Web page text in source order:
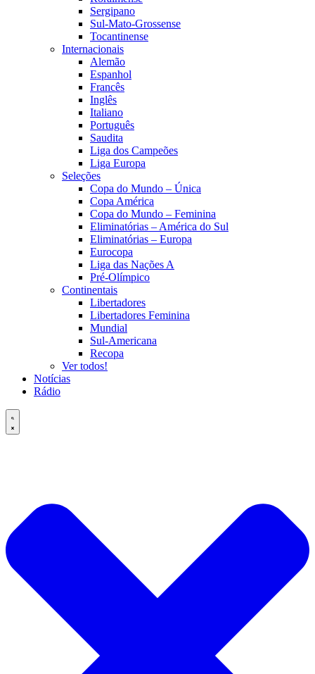
Sergipano
Sul-Mato-Grossense
Tocantinense
Internacionais
Alemão
Espanhol
Francês
Inglês
Italiano
Português
Saudita
Liga dos Campeões
Liga Europa
Seleções
Copa do Mundo – Única
Copa América
Copa do Mundo – Feminina
Eliminatórias – América do Sul
Eliminatórias – Europa
Eurocopa
Liga das Nações A
Pré-Olímpico
Continentais
Libertadores
Libertadores Feminina
Mundial
Sul-Americana
Recopa
Ver todos!
Notícias
Rádio